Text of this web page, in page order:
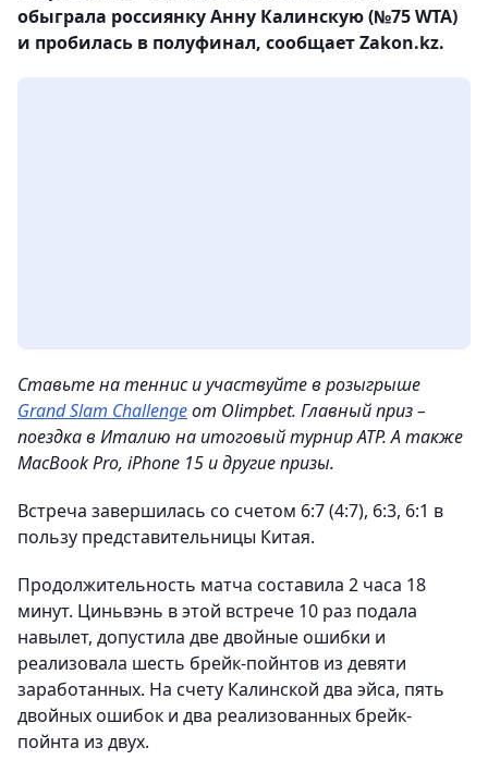
обыграла россиянку Анну Калинскую (№75 WTA)
и пробилась в полуфинал, сообщает Zakon.kz.
Ставьте на теннис и участвуйте в розыгрыше
Grand Slam Challengeот Olimpbet. Главный приз –
поездка в Италию на итоговый турнир ATP. А также
MacBook Pro, iPhone 15 и другие призы.
Встреча завершилась со счетом 6:7 (4:7), 6:3, 6:1 в
пользу представительницы Китая.
Продолжительность матча составила 2 часа 18
минут. Циньвэнь в этой встрече 10 раз подала
навылет, допустила две двойные ошибки и
реализовала шесть брейк-пойнтов из девяти
заработанных. На счету Калинской два эйса, пять
двойных ошибок и два реализованных брейк-
пойнта из двух.